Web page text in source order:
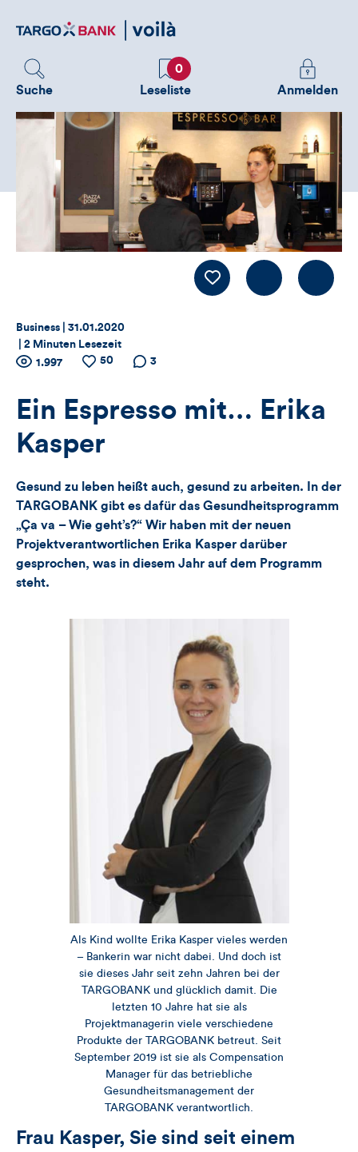
zum
Suche
Favoriten
0
Leseliste
Melden
Sie
an
zusätzliche
sehen
Anmelden
LIKE Kommentieren
Thema:
Business | Datum:
31.01.2020
2 Minuten Lesezeit
Zähler
für
Views,
und
Kommentare
dieses
Anzahl
1.997
Anzahl
50
Anzahl der
3
Ein Espresso mit… Erika
Kasper
Gesund zu leben heißt auch, gesund zu arbeiten. In der
TARGOBANK gibt es dafür das Gesundheitsprogramm
„Ça va – Wie geht’s?“ Wir haben mit der neuen
Projektverantwortlichen Erika Kasper darüber
gesprochen, was in diesem Jahr auf dem Programm
steht.
Als Kind wollte Erika Kasper vieles werden
– Bankerin war nicht dabei. Und doch ist
sie dieses Jahr seit zehn Jahren bei der
TARGOBANK und glücklich damit. Die
letzten 10 Jahre hat sie als
Projektmanagerin viele verschiedene
Produkte der TARGOBANK betreut. Seit
September 2019 ist sie als Compensation
Manager für das betriebliche
Gesundheitsmanagement der
TARGOBANK verantwortlich.
Frau Kasper, Sie sind seit einem